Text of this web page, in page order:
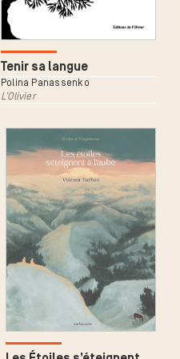
Tenir sa langue
Polina Panassenko
L’Olivier